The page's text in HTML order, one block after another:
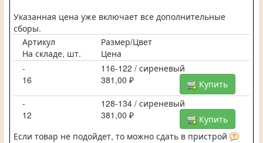
Указанная цена уже включает все дополнительные
сборы.
Артикул
Размер/Цвет
На складе, шт.
Цена
-
116-122 / сиреневый
16
381,00 ₽
Купить
-
128-134 / сиреневый
12
381,00 ₽
Купить
Если товар не подойдет, то можно сдать в пристрой